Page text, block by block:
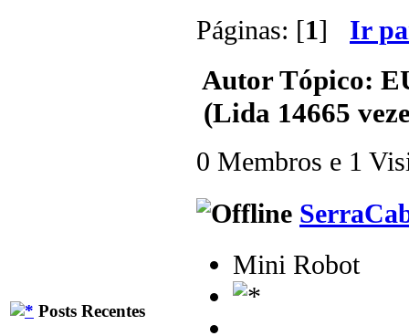
Posts Recentes
Páginas: [1] Ir
AutorTópico:
(Lida 14665
0 Membros e 1
Mini Robot